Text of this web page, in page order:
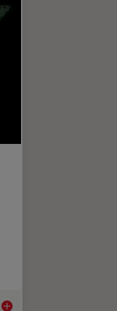
How to Successfully Perform